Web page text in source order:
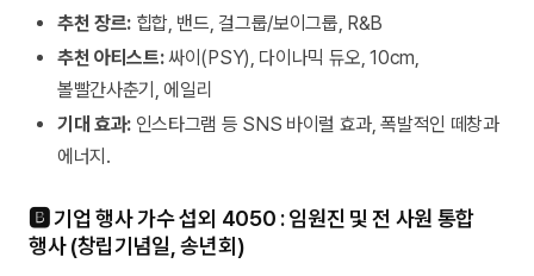
추천 장르: 힙합, 밴드, 걸그룹/보이그룹, R&B
추천 아티스트:싸이(PSY), 다이나믹 듀오, 10cm,
볼빨간사춘기, 에일리
기대 효과: 인스타그램 등 SNS 바이럴 효과, 폭발적인 떼창과
에너지.
🅱️ 기업 행사 가수 섭외 4050 : 임원진 및 전 사원 통합
행사 (창립기념일, 송년회)